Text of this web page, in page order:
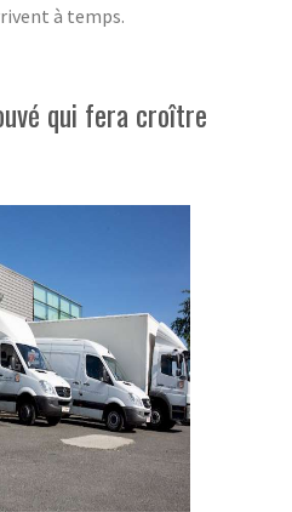
à temps.
qui fera croître